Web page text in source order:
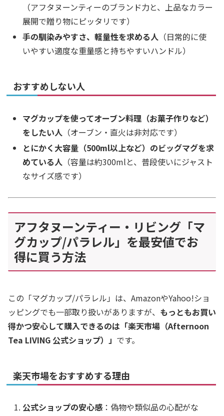
（アフタヌーンティーのブランド力と、上品なカラー
展開で贈り物にピッタリです）
手の馴染みやすさ、軽量性を求める人 （日常的に使
いやすい適度な重量感と持ちやすいハンドル）
おすすめしない人
マグカップを使ってオーブン料理（お菓子作りなど）
をしたい人 （オーブン・直火は非対応です）
とにかく大容量（500ml以上など）のビッグマグを求
めている人 （容量は約300mlと、普段使いにジャスト
なサイズ感です）
アフタヌーンティー・リビング「マ
グカップ/パラレル」を最安値でお
得に買う方法
この「マグカップ/パラレル」は、AmazonやYahoo!ショ
ッピングでも一部取り扱いがありますが、 もっともお買い
得かつ安心して購入できるのは「楽天市場（Afternoon
Tea LIVING 公式ショップ）」 です。
楽天市場をおすすめする理由
公式ショップの安心感 ：偽物や類似品の心配がな